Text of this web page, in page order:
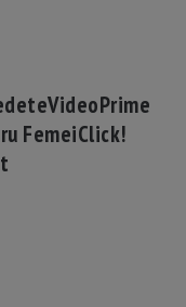
VideoPrime
FemeiClick!